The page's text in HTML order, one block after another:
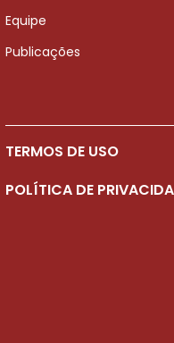
Equipe
Publicações
TERMOS DE USO
POLÍTICA DE